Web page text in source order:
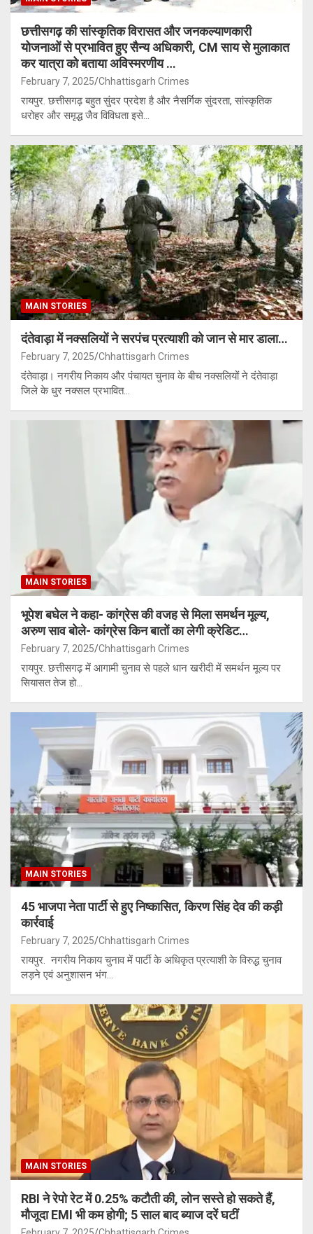
छत्तीसगढ़ की सांस्कृतिक विरासत और जनकल्याणकारी
योजनाओं से प्रभावित हुए सैन्य अधिकारी, CM साय से मुलाकात
कर यात्रा को बताया अविस्मरणीय …
February 7, 2025 Chhattisgarh Crimes
रायपुर. छत्तीसगढ़ बहुत सुंदर प्रदेश है और नैसर्गिक सुंदरता, सांस्कृतिक
धरोहर और समृद्ध जैव विविधता इसे…
MAIN STORIES
दंतेवाड़ा में नक्सलियों ने सरपंच प्रत्याशी को जान से मार डाला…
February 7, 2025 Chhattisgarh Crimes
दंतेवाड़ा। नगरीय निकाय और पंचायत चुनाव के बीच नक्सलियों ने दंतेवाड़ा
जिले के धुर नक्सल प्रभावित…
MAIN STORIES
भूपेश बघेल ने कहा- कांग्रेस की वजह से मिला समर्थन मूल्य,
अरुण साव बोले- कांग्रेस किन बातों का लेगी क्रेडिट…
February 7, 2025 Chhattisgarh Crimes
रायपुर. छत्तीसगढ़ में आगामी चुनाव से पहले धान खरीदी में समर्थन मूल्य पर
सियासत तेज हो…
MAIN STORIES
45 भाजपा नेता पार्टी से हुए निष्कासित, किरण सिंह देव की कड़ी
कार्रवाई
February 7, 2025 Chhattisgarh Crimes
रायपुर. नगरीय निकाय चुनाव में पार्टी के अधिकृत प्रत्याशी के विरुद्ध चुनाव
लड़ने एवं अनुशासन भंग…
MAIN STORIES
RBI ने रेपो रेट में 0.25% कटौती की, लोन सस्ते हो सकते हैं,
मौजूदा EMI भी कम होगी; 5 साल बाद ब्याज दरें घटीं